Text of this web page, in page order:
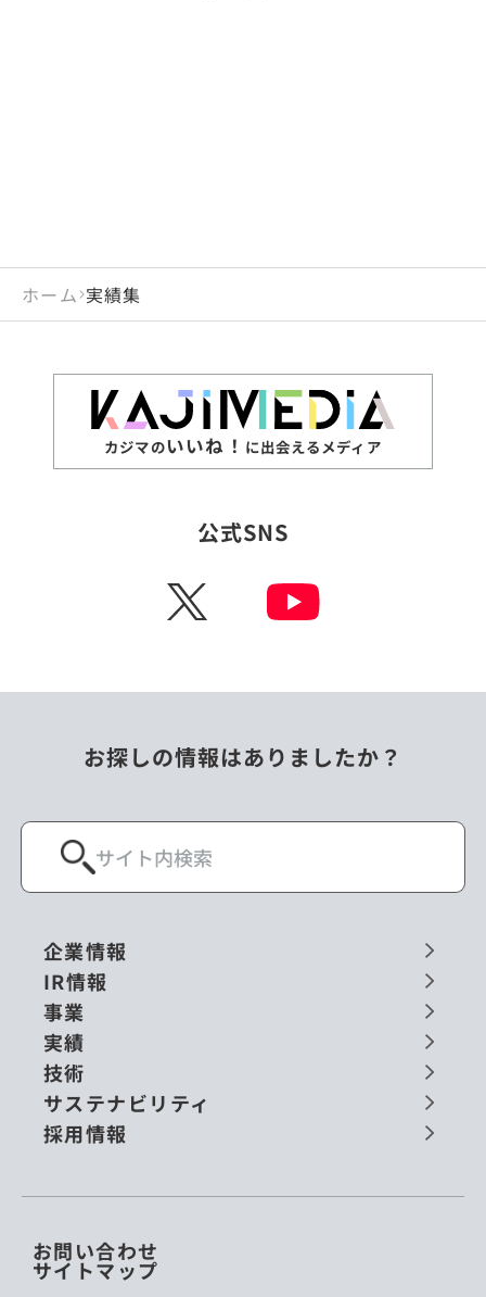
ホーム 実績集
カジマのいいね！ に出会えるメディア
公式SNS
X
お探しの情報はありましたか？
企業情報
IR情報
事業
実績
技術
サステナビリティ
採用情報
お問い合わせ
サイトマップ